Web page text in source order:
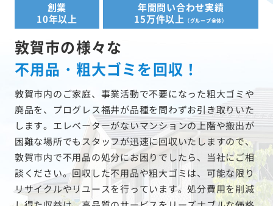
創業
10年以上
年間問い合わせ実績
15万件以上
（グループ全体）
敦賀市の様々な
不用品・粗大ゴミを回収！
敦賀市内のご家庭、事業活動で不要になった粗大ゴミや
廃品を、プログレス福井が品種を問わずお引き取りいた
します。エレベーターがないマンションの上階や搬出が
困難な場所でもスタッフが迅速に回収いたしますので、
敦賀市内で不用品の処分にお困りでしたら、当社にご相
談ください。回収した不用品や粗大ゴミは、可能な限り
リサイクルやリユースを行っています。処分費用を削減